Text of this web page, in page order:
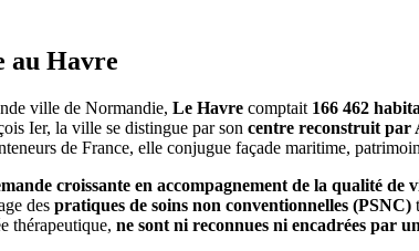
au Havre
ville de Normandie, Le Havre comptait 166 462
Ier, la ville se distingue par son centre reconstruit par
de France, elle conjugue façade maritime,
croissante en accompagnement de la qualité de
des pratiques de soins non conventionnelles (PSNC)
thérapeutique, ne sont ni reconnues ni encadrées par